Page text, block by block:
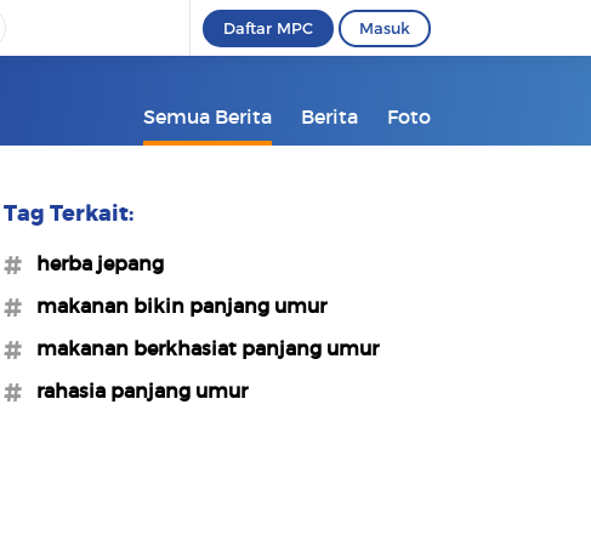
Daftar MPC Masuk
Semua Berita Berita Foto
Tag Terkait:
#herba jepang
#makanan bikin panjang umur
#makanan berkhasiat panjang umur
#rahasia panjang umur